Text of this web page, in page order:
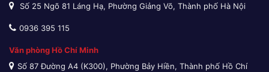
Số 25 Ngõ 81 Láng Hạ, Phường Giảng Võ, Thành phố Hà Nội
0936 395 115
Văn phòng Hồ Chí Minh
Số 87 Đường A4 (K300), Phường Bảy Hiền, Thành phố Hồ Chí